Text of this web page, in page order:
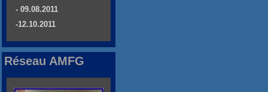
- 09.08.2011
-12.10.2011
Réseau AMFG